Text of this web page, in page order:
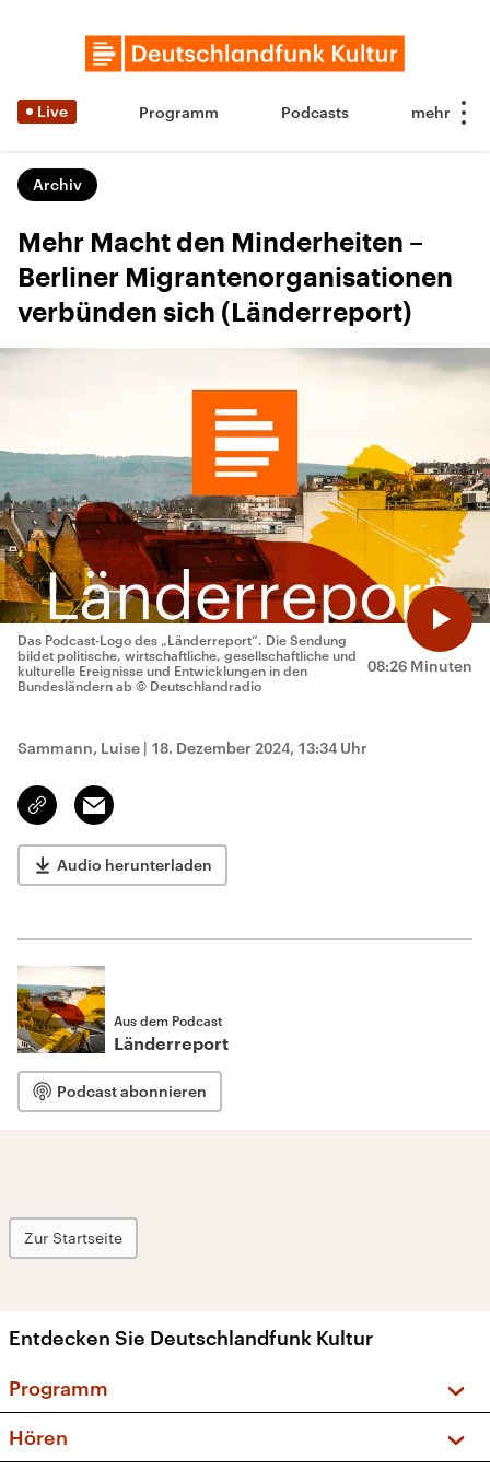
Live Programm Podcasts
Archiv
Mehr Macht den Minderheiten –
Berliner Migrantenorganisationen
verbünden sich (Länderreport)
08:26 Minuten
Das Podcast-Logo des „Länderreport“. Die Sendung
bildet politische, wirtschaftliche, gesellschaftliche und
kulturelle Ereignisse und Entwicklungen in den
Bundesländern ab © Deutschlandradio
Sammann, Luise | 18. Dezember 2024, 13:34 Uhr
Link
kopieren/teilen
Email
Audio herunterladen
Aus dem Podcast
Länderreport
Podcast abonnieren
Zur Startseite
Entdecken Sie Deutschlandfunk Kultur
Programm
Sendungen und Podcasts
Hören